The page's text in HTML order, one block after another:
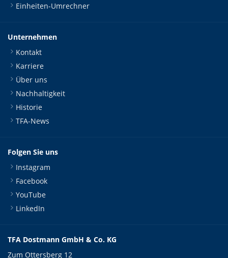
Einheiten-Umrechner
Unternehmen
Kontakt
Karriere
Über uns
Nachhaltigkeit
Historie
TFA-News
Folgen Sie uns
Instagram
Facebook
YouTube
LinkedIn
TFA Dostmann GmbH & Co. KG
Zum Ottersberg 12